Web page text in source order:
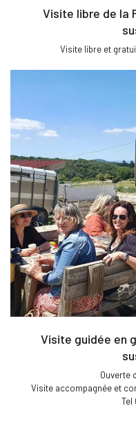
Visite libre de la
Visite libre et
Visite guidée en
Ouverte
Visite accompagnée et
Tel